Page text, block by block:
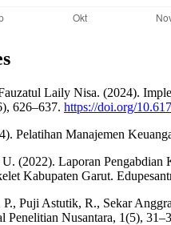
Laily Nisa. (2024).
626–637. https://doi.org/
Pelatihan Manajemen
(2022). Laporan Pengabdian
Kabupaten Garut.
Puji Astutik, R., Sekar
Penelitian Nusantara, 1(5),